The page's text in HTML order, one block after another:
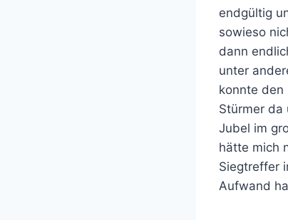
endgültig
sowieso
dann
unter
konnte den
Stürmer da
Jubel im
hätte mich
Siegtreffer
Aufwand